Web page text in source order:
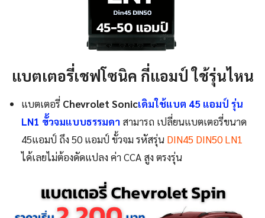
แบตเตอรี่เชฟโซนิค กี่แอมป์ ใช้รุ่นไหน
แบตเตอรี่ Chevrolet Sonicเดิมใช้แบต 45 แอมป์ รุ่น
LN1 ขั้วจมแบบธรรมดา สามารถ เปลี่ยนแบตเตอรี่ขนาด
45แอมป์ ถึง 50 แอมป์ ขั้วจม รหัสรุ่น DIN45 DIN50 LN1
ได้เลยไม่ต้องดัดแปลง ค่า CCA สูง ตรงรุ่น